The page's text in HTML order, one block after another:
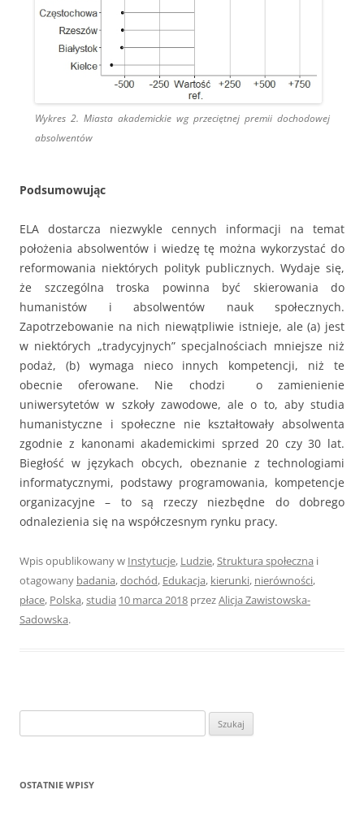
Wykres 2. Miasta akademickie wg przeciętnej premii dochodowej
absolwentów
Podsumowując
ELA dostarcza niezwykle cennych informacji na temat
położenia absolwentów i wiedzę tę można wykorzystać do
reformowania niektórych polityk publicznych. Wydaje się,
że szczególna troska powinna być skierowania do
humanistów i absolwentów nauk społecznych.
Zapotrzebowanie na nich niewątpliwie istnieje, ale (a) jest
w niektórych „tradycyjnych” specjalnościach mniejsze niż
podaż, (b) wymaga nieco innych kompetencji, niż te
obecnie oferowane. Nie chodzi o zamienienie
uniwersytetów w szkoły zawodowe, ale o to, aby studia
humanistyczne i społeczne nie kształtowały absolwenta
zgodnie z kanonami akademickimi sprzed 20 czy 30 lat.
Biegłość w językach obcych, obeznanie z technologiami
informatycznymi, podstawy programowania, kompetencje
organizacyjne – to są rzeczy niezbędne do dobrego
odnalezienia się na współczesnym rynku pracy.
Wpis opublikowany w Instytucje, Ludzie,Struktura społeczna i
otagowany badania,dochód, Edukacja, kierunki, nierówności,
płace, Polska,studia 10 marca 2018 przezAlicja Zawistowska-
Sadowska.
OSTATNIE WPISY